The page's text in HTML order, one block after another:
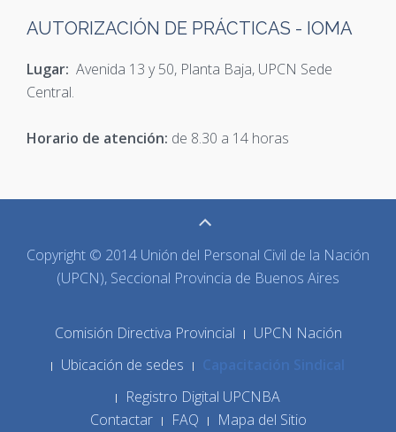
AUTORIZACIÓN DE PRÁCTICAS - IOMA
Lugar: Avenida 13 y 50, Planta Baja, UPCN Sede
Central.
Horario de atención: de 8.30 a 14 horas
Copyright © 2014 Unión del Personal Civil de la Nación
(UPCN), Seccional Provincia de Buenos Aires
Comisión Directiva Provincial
UPCN Nación
Ubicación de sedes
Capacitación Sindical
Registro Digital UPCNBA
Contactar
FAQ Mapa del Sitio